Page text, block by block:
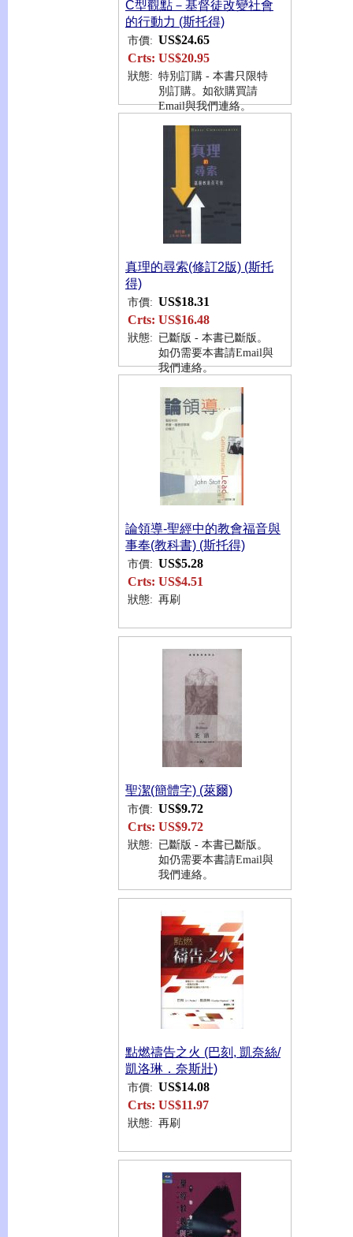
C型觀點－基督徒改變社會
的行動力 (斯托得)
市價: US$24.65
Crts: US$20.95
狀態: 特別訂購 - 本書只限特
別訂購。如欲購買請
Email與我們連絡。
真理的尋索(修訂2版) (斯托
得)
市價: US$18.31
Crts: US$16.48
狀態: 已斷版 - 本書已斷版。
如仍需要本書請Email與
我們連絡。
論領導-聖經中的教會福音與
事奉(教科書) (斯托得)
市價: US$5.28
Crts: US$4.51
狀態: 再刷
聖潔(簡體字) (萊爾)
市價: US$9.72
Crts: US$9.72
狀態: 已斷版 - 本書已斷版。
如仍需要本書請Email與
我們連絡。
點燃禱告之火 (巴刻, 凱奈絲/
凱洛琳．奈斯壯)
市價: US$14.08
Crts: US$11.97
狀態: 再刷